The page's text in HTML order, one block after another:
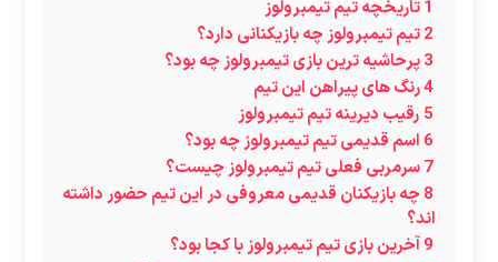
1تاریخچه تیم تیمبرولوز
2تیم تیمبرولوز چه بازیکنانی دارد؟
3پرحاشیه ترین بازی تیمبرولوز چه بود؟
4رنگ های پیراهن این تیم
5 رقیب دیرینه تیم تیمبرولوز
6 اسم قدیمی تیم تیمبرولوز چه بود؟
7سرمربی فعلی تیم تیمبرولوز چیست؟
8 چه بازیکنان قدیمی معروفی در این تیم حضور داشته
اند؟
9آخرین بازی تیم تیمبرولوز با کجا بود؟